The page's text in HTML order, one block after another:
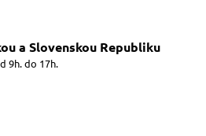
a Slovenskou Republiku
9h. do 17h.